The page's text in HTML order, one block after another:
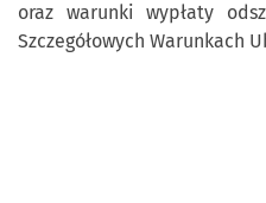
oraz warunki wypłaty
Szczegółowych Warunkach